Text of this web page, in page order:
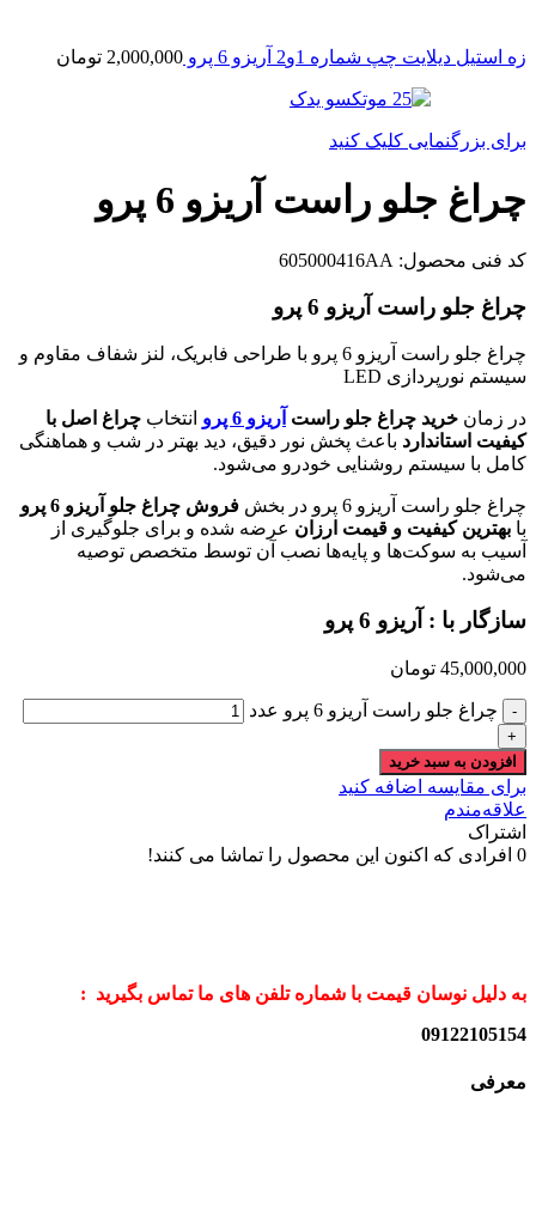
زه استیل دیلایت چپ شماره 1و2 آریزو 6 پرو 2,000,000 تومان
برای بزرگنمایی کلیک کنید
چراغ جلو راست آریزو 6 پرو
کد فنی محصول: 605000416AA
چراغ جلو راست آریزو 6 پرو
چراغ جلو راست آریزو 6 پرو با طراحی فابریک، لنز شفاف مقاوم و
سیستم نورپردازی LED
در زمان خرید چراغ جلو راست آریزو 6 پرو انتخاب چراغ اصل با
کیفیت استاندارد باعث پخش نور دقیق، دید بهتر در شب و هماهنگی
کامل با سیستم روشنایی خودرو می‌شود.
چراغ جلو راست آریزو 6 پرو در بخش
فروش چراغ جلو آریزو 6 پرو
با بهترین کیفیت و قیمت ارزان عرضه شده و برای جلوگیری از
آسیب به سوکت‌ها و پایه‌ها نصب آن توسط متخصص توصیه
می‌شود.
سازگار با : آریزو 6 پرو
45,000,000 تومان
چراغ جلو راست آریزو 6 پرو عدد
افزودن به سبد خرید
برای مقایسه اضافه کنید
علاقه‌مندم
اشتراک
0 افرادی که اکنون این محصول را تماشا می کنند!
به دلیل نوسان قیمت با شماره تلفن های ما تماس بگیرید :
09122105154
معرفی